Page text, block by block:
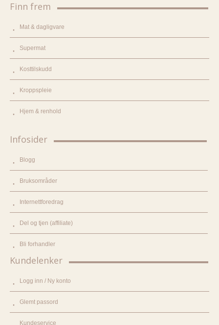
Finn frem
Mat & dagligvare
Supermat
Kosttilskudd
Kroppspleie
Hjem & renhold
Infosider
Blogg
Bruksområder
Internettforedrag
Del og tjen (affiliate)
Bli forhandler
Kundelenker
Logg inn / Ny konto
Glemt passord
Kundeservice